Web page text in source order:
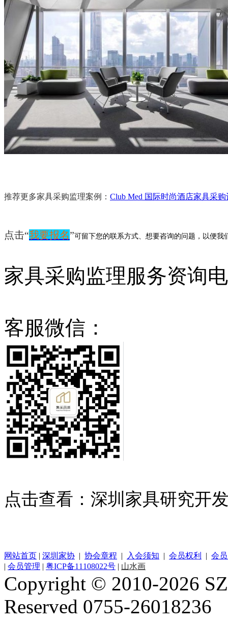
推荐更多家具采购监理案例： Club Med 国际时尚酒店家具采
点击“我要报名”可留下您的联系方式、想要咨询的问题，以便我
家具采购监理服务资询
客服微信：
点击查看：深圳家具研究开
网站首页 | 深圳家协 | 协会章程 | 入会须知 | 会员权利 | 会
| 会员管理 | 粤ICP备11108022号 | 山水画
Copyright © 2010-2026
Reserved 0755-26018236